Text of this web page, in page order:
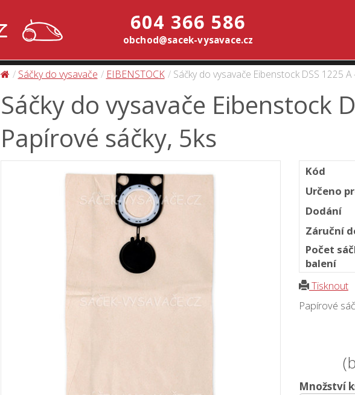
604 366 586
obchod@sacek-vysavace.cz
Sáčky do vysavače EIBENSTOCK Sáčky do vysavače Eibenstock DSS 1225
Sáčky do vysavače Eibenstock
Papírové sáčky, 5ks
Kód
Určeno
Dodání
Záruční
Počet
balení
Tisknout
Papírové
Množství